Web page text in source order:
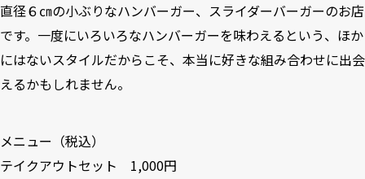
直径６㎝の小ぶりなハンバーガー、スライダーバーガーのお店
です。一度にいろいろなハンバーガーを味わえるという、ほか
にはないスタイルだからこそ、本当に好きな組み合わせに出会
えるかもしれません。
メニュー（税込）
テイクアウトセット 1,000円